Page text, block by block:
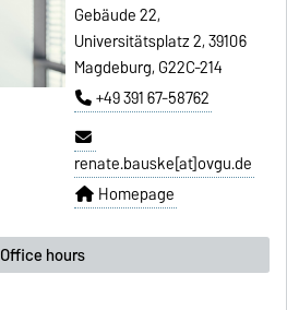
Gebäude 22,
Universitätsplatz 2, 39106
Magdeburg, G22C-214
+49 391 67-58762
renate.bauske[at]ovgu.de
Homepage
Office hours